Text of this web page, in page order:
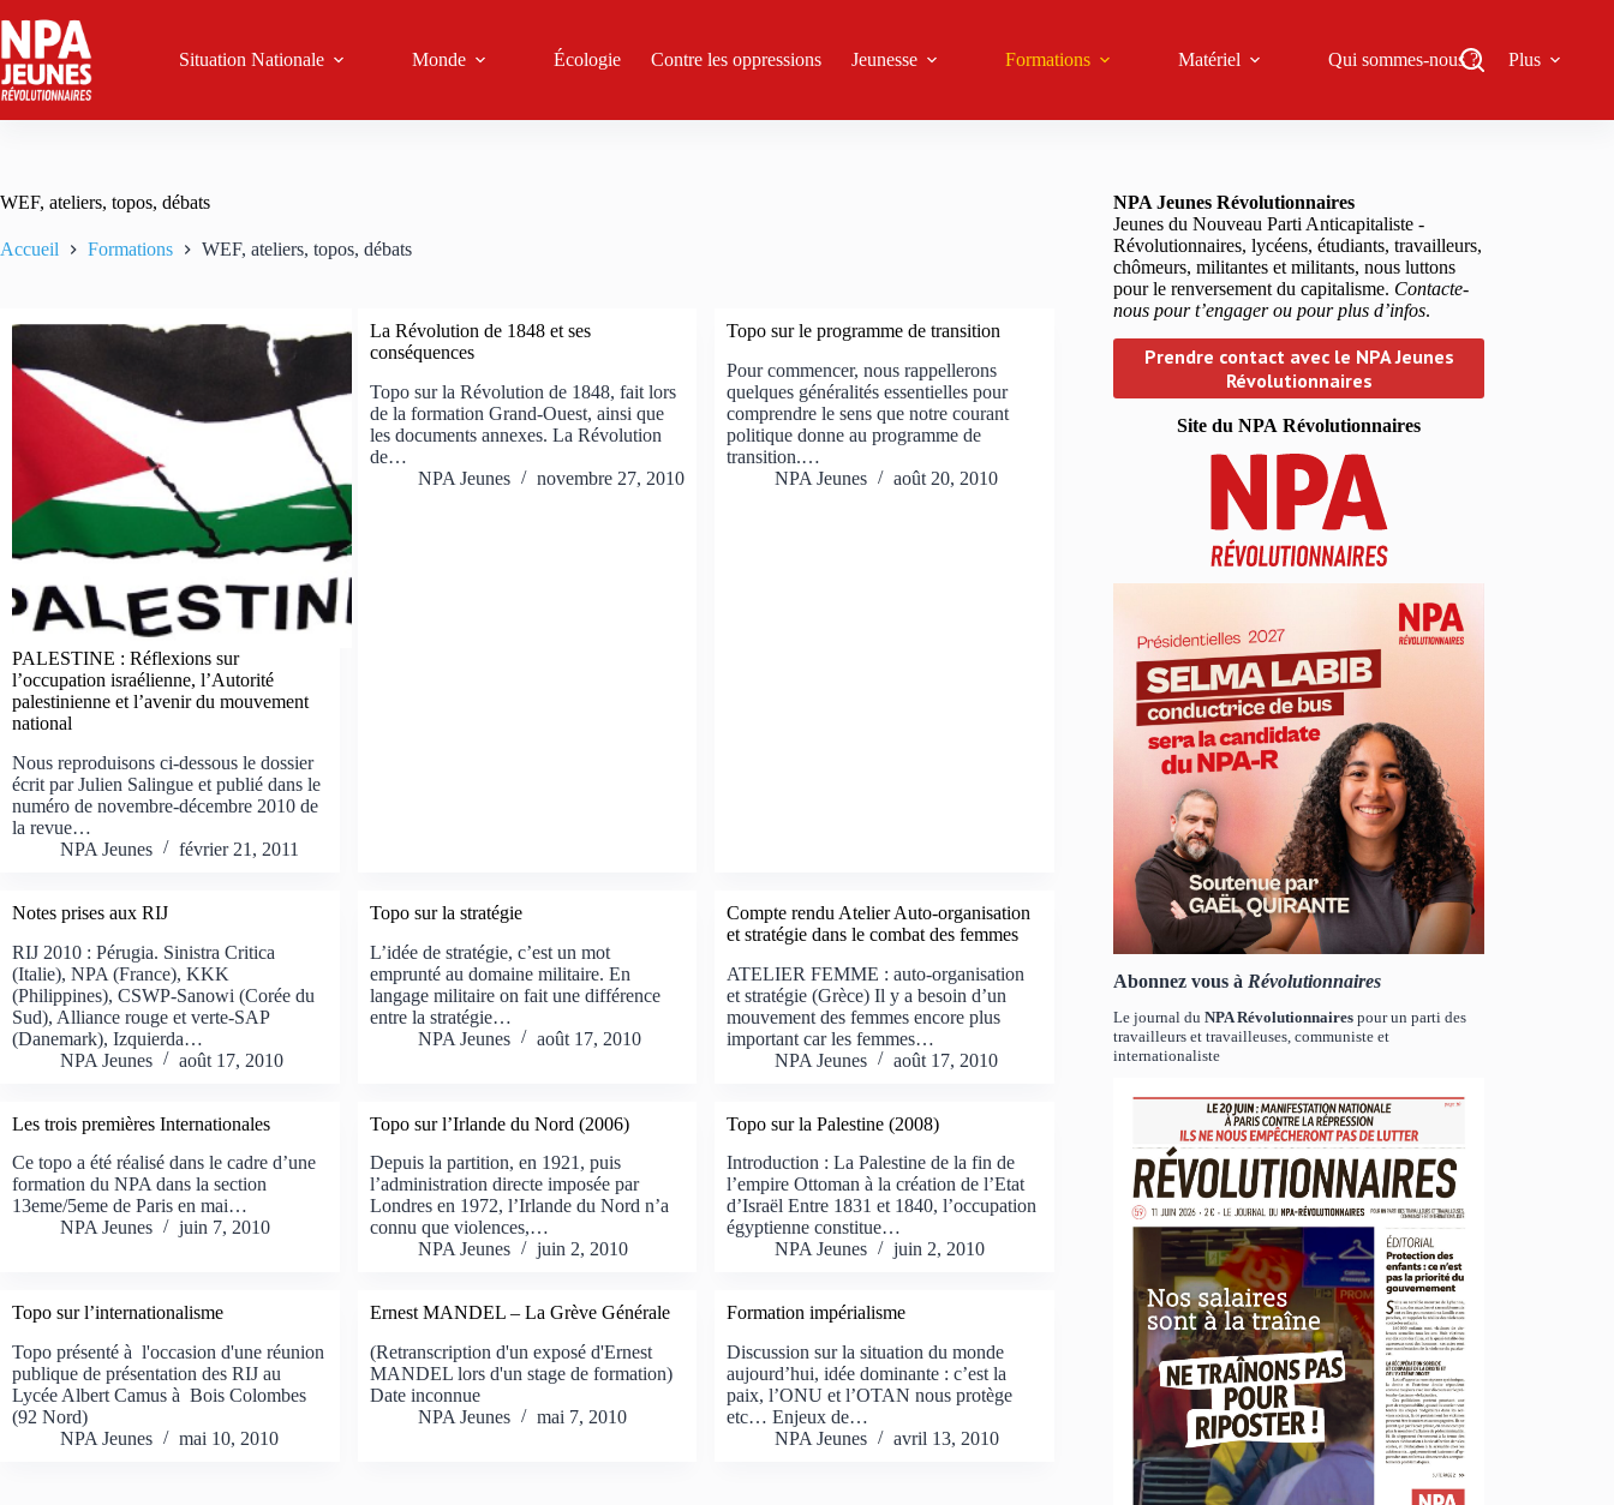
au
contenu
Situation Nationale Monde Écologie Contre les oppressions Jeunesse Formations Matériel Qui sommes-nous ? Plus
WEF, ateliers, topos, débats
Accueil Formations WEF, ateliers, topos, débats
PALESTINE : Réflexions sur
l’occupation israélienne, l’Autorité
palestinienne et l’avenir du mouvement
national
Nous reproduisons ci-dessous le dossier
écrit par Julien Salingue et publié dans le
numéro de novembre-décembre 2010 de
la revue…
NPA Jeunes
février 21, 2011
La Révolution de 1848 et ses
conséquences
Topo sur la Révolution de 1848, fait lors
de la formation Grand-Ouest, ainsi que
les documents annexes. La Révolution
de…
NPA Jeunes
novembre 27, 2010
Topo sur le programme de transition
Pour commencer, nous rappellerons
quelques généralités essentielles pour
comprendre le sens que notre courant
politique donne au programme de
transition.…
NPA Jeunes
août 20, 2010
Notes prises aux RIJ
RIJ 2010 : Pérugia. Sinistra Critica
(Italie), NPA (France), KKK
(Philippines), CSWP-Sanowi (Corée du
Sud), Alliance rouge et verte-SAP
(Danemark), Izquierda…
NPA Jeunes
août 17, 2010
Topo sur la stratégie
L’idée de stratégie, c’est un mot
emprunté au domaine militaire. En
langage militaire on fait une différence
entre la stratégie…
NPA Jeunes
août 17, 2010
Compte rendu Atelier Auto-organisation
et stratégie dans le combat des femmes
ATELIER FEMME : auto-organisation
et stratégie (Grèce) Il y a besoin d’un
mouvement des femmes encore plus
important car les femmes…
NPA Jeunes
août 17, 2010
Les trois premières Internationales
Ce topo a été réalisé dans le cadre d’une
formation du NPA dans la section
13eme/5eme de Paris en mai…
NPA Jeunes
juin 7, 2010
Topo sur l’Irlande du Nord (2006)
Depuis la partition, en 1921, puis
l’administration directe imposée par
Londres en 1972, l’Irlande du Nord n’a
connu que violences,…
NPA Jeunes
juin 2, 2010
Topo sur la Palestine (2008)
Introduction : La Palestine de la fin de
l’empire Ottoman à la création de l’Etat
d’Israël Entre 1831 et 1840, l’occupation
égyptienne constitue…
NPA Jeunes
juin 2, 2010
Topo sur l’internationalisme
Topo présenté à l'occasion d'une réunion
publique de présentation des RIJ au
Lycée Albert Camus à Bois Colombes
(92 Nord)
NPA Jeunes
mai 10, 2010
Ernest MANDEL – La Grève Générale
(Retranscription d'un exposé d'Ernest
MANDEL lors d'un stage de formation)
Date inconnue
NPA Jeunes
mai 7, 2010
Formation impérialisme
Discussion sur la situation du monde
aujourd’hui, idée dominante : c’est la
paix, l’ONU et l’OTAN nous protège
etc… Enjeux de…
NPA Jeunes
avril 13, 2010
NPA Jeunes Révolutionnaires
Jeunes du Nouveau Parti Anticapitaliste -
Révolutionnaires, lycéens, étudiants, travailleurs,
chômeurs, militantes et militants, nous luttons
pour le renversement du capitalisme. Contacte-
nous pour t’engager ou pour plus d’infos.
Prendre contact avec le NPA Jeunes
Révolutionnaires
Site du NPA Révolutionnaires
Abonnez vous à Révolutionnaires
Le journal duNPA Révolutionnaires pour un parti des
travailleurs et travailleuses, communiste et
internationaliste